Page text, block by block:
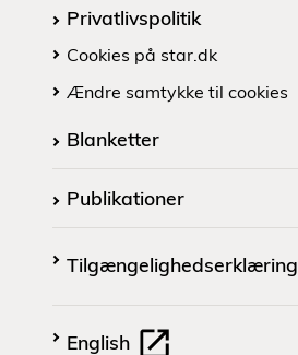
Privatlivspolitik
Cookies på star.dk
Ændre samtykke til cookies
Blanketter
Publikationer
Tilgængelighedserklæring
English